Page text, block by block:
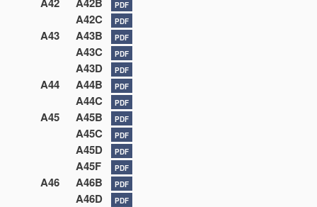
PDF
A42C PDF
A43 A43B PDF
A43C PDF
A43D PDF
A44 A44B PDF
A44C PDF
A45 A45B PDF
A45C PDF
A45D PDF
A45F PDF
A46 A46B PDF
A46D PDF